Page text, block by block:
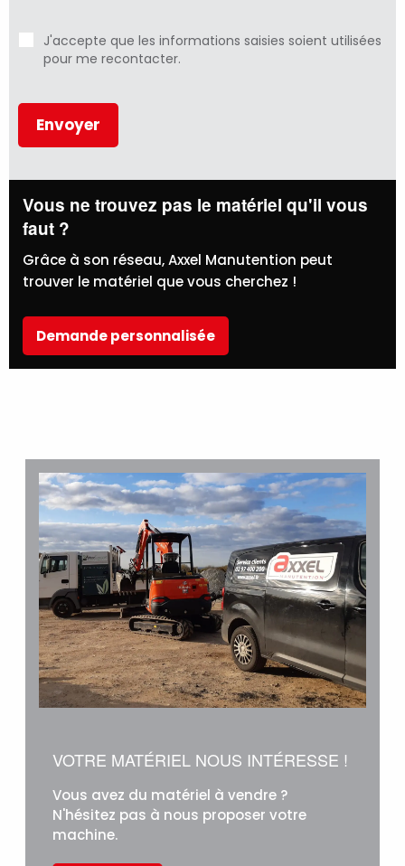
J'accepte que les informations saisies soient utilisées
pour me recontacter.
Vous ne trouvez pas le matériel qu'il vous
faut ?
Grâce à son réseau, Axxel Manutention peut
trouver le matériel que vous cherchez !
Demande personnalisée
VOTRE MATÉRIEL NOUS INTÉRESSE !
Vous avez du matériel à vendre ?
N'hésitez pas à nous proposer votre
machine.